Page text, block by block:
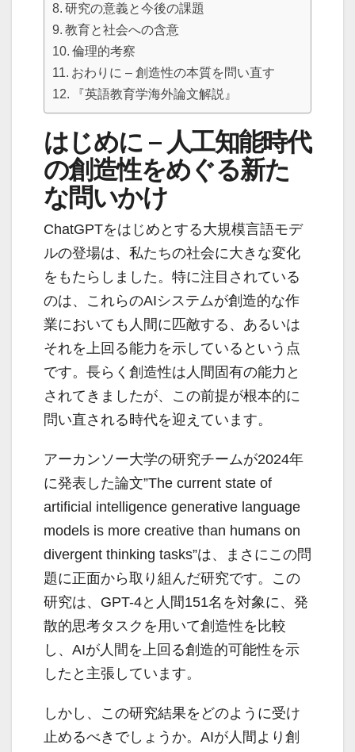
研究の意義と今後の課題
教育と社会への含意
倫理的考察
おわりに – 創造性の本質を問い直す
『英語教育学海外論文解説』
はじめに – 人工知能時代
の創造性をめぐる新た
な問いかけ
ChatGPTをはじめとする大規模言語モデ
ルの登場は、私たちの社会に大きな変化
をもたらしました。特に注目されている
のは、これらのAIシステムが創造的な作
業においても人間に匹敵する、あるいは
それを上回る能力を示しているという点
です。長らく創造性は人間固有の能力と
されてきましたが、この前提が根本的に
問い直される時代を迎えています。
アーカンソー大学の研究チームが2024年
に発表した論文”The current state of
artificial intelligence generative language
models is more creative than humans on
divergent thinking tasks”は、まさにこの問
題に正面から取り組んだ研究です。この
研究は、GPT-4と人間151名を対象に、発
散的思考タスクを用いて創造性を比較
し、AIが人間を上回る創造的可能性を示
したと主張しています。
しかし、この研究結果をどのように受け
止めるべきでしょうか。AIが人間より創